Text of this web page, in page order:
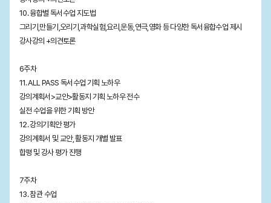
10. 융합별 독서수업 지도법
그리기,만들기,오리기,과학실험,요리,운동,연극,영화 등 다양한 독서융합수업 제시
강사강의 +의견토론
6주차
11. ALL PASS 독서수업 기획 노하우
강의계획서>교안>활동지 기획 노하우 전수
실전 수업을 위한 기획 방안
12. 강의기획안 평가
강의계획서 및 교안, 활동지 개별 발표
합평 및 강사 평가 진행
7주차
13. 참관 수업